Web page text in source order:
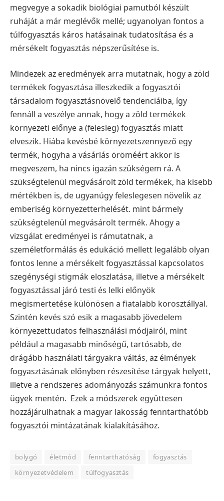
megvegye a sokadik biológiai pamutból készült
ruháját a már meglévők mellé; ugyanolyan fontos a
túlfogyasztás káros hatásainak tudatosítása és a
mérsékelt fogyasztás népszerűsítése is.
Mindezek az eredmények arra mutatnak, hogy a zöld
termékek fogyasztása illeszkedik a fogyasztói
társadalom fogyasztásnövelő tendenciáiba, így
fennáll a veszélye annak, hogy a zöld termékek
környezeti előnye a (felesleg) fogyasztás miatt
elveszik. Hiába kevésbé környezetszennyező egy
termék, hogyha a vásárlás öröméért akkor is
megveszem, ha nincs igazán szükségem rá. A
szükségtelenül megvásárolt zöld termékek, ha kisebb
mértékben is, de ugyanúgy feleslegesen növelik az
emberiség környezetterhelését. mint bármely
szükségtelenül megvásárolt termék. Ahogy a
vizsgálat eredményei is rámutatnak, a
személetformálás és edukáció mellett legalább olyan
fontos lenne a mérsékelt fogyasztással kapcsolatos
szegénységi stigmák eloszlatása, illetve a mérsékelt
fogyasztással járó testi és lelki előnyök
megismertetése különösen a fiatalabb korosztállyal.
Szintén kevés szó esik a magasabb jövedelem
környezettudatos felhasználási módjairól, mint
például a magasabb minőségű, tartósabb, de
drágább használati tárgyakra váltás, az élmények
fogyasztásának előnyben részesítése tárgyak helyett,
illetve a rendszeres adományozás számunkra fontos
ügyek mentén. Ezek a módszerek együttesen
hozzájárulhatnak a magyar lakosság fenntarthatóbb
fogyasztói mintázatának kialakításához.
bolygó életmód fenntarthatóság
fogyasztás
környezetvédelem
túlfogyasztás